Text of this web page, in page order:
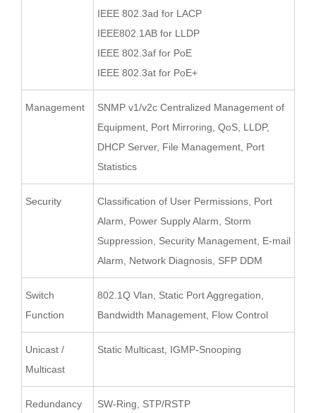
IEEE 802.3ad for LACP
IEEE802.1AB for LLDP
IEEE 802.3af for PoE
IEEE 802.3at for PoE+
Management
SNMP v1/v2c Centralized Management of
Equipment, Port Mirroring, QoS, LLDP,
DHCP Server, File Management, Port
Statistics
Security
Classification of User Permissions, Port
Alarm, Power Supply Alarm, Storm
Suppression, Security Management, E-mail
Alarm, Network Diagnosis, SFP DDM
Switch
Function
802.1Q Vlan, Static Port Aggregation,
Bandwidth Management, Flow Control
Unicast /
Multicast
Static Multicast, IGMP-Snooping
Redundancy
SW-Ring, STP/RSTP